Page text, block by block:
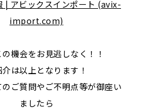
| アビックスインポート (avix-
import.com)
機会をお見逃しなく！！
介は以上となります！
ご質問やご不明点等が御座い
ましたら